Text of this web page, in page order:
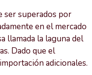
ser superados por
en el mercado
llamada la laguna del
Dado que el
adicionales.